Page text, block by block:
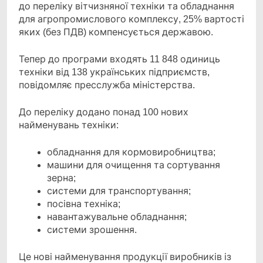
до переліку вітчизняної техніки та обладнання
для агропромислового комплексу, 25% вартості
яких (без ПДВ) компенсується державою.
Тепер до програми входять 11 848 одиниць
техніки від 138 українських підприємств,
повідомляє пресслужба міністерства.
До переліку додано понад 100 нових
найменувань техніки:
обладнання для кормовиробництва;
машини для очищення та сортування
зерна;
системи для транспортування;
посівна техніка;
навантажувальне обладнання;
системи зрошення.
Це нові найменування продукції виробників із